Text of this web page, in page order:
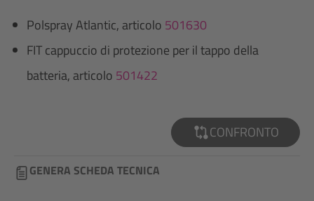
Polspray Atlantic, articolo 501630
FIT cappuccio di protezione per il tappo della
batteria, articolo 501422
CONFRONTO
GENERA SCHEDA TECNICA